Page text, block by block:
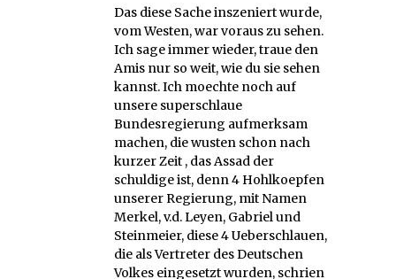
Das diese Sache inszeniert wurde,
vom Westen, war voraus zu sehen.
Ich sage immer wieder, traue den
Amis nur so weit, wie du sie sehen
kannst. Ich moechte noch auf
unsere superschlaue
Bundesregierung aufmerksam
machen, die wusten schon nach
kurzer Zeit , das Assad der
schuldige ist, denn 4 Hohlkoepfen
unserer Regierung, mit Namen
Merkel, v.d. Leyen, Gabriel und
Steinmeier, diese 4 Ueberschlauen,
die als Vertreter des Deutschen
Volkes eingesetzt wurden, schrien